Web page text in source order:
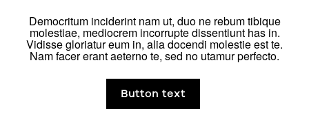
Democritum inciderint nam ut, duo ne rebum tibique
molestiae, mediocrem incorrupte dissentiunt has in.
Vidisse gloriatur eum in, alia docendi molestie est te.
Nam facer erant aeterno te, sed no utamur perfecto.
Button text